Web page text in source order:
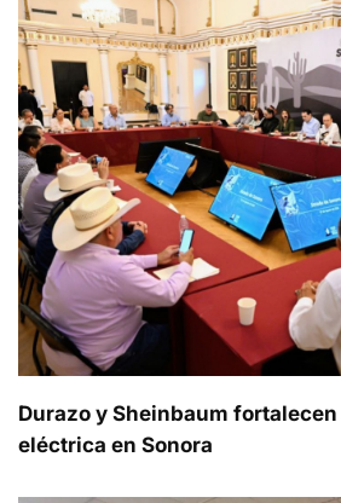
Durazo y Sheinbaum
eléctrica en Sonora